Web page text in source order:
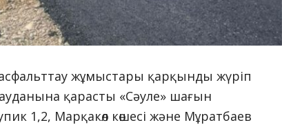
жұмыстары қарқынды жүріп
қарасты «Сәуле» шағын
1,2, Марқакөл көшесі және Мұратбаев